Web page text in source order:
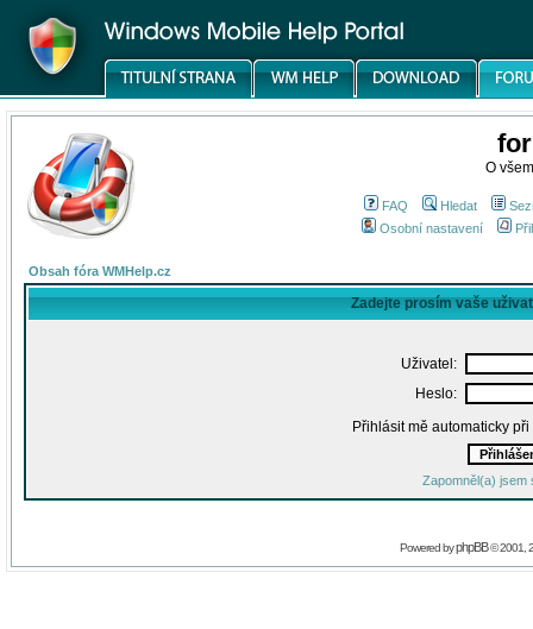
O
FAQ Hledat
Osobní nastavení
Obsah fóra WMHelp.cz
Zadejte prosím vaše
Uživatel:
Heslo:
Přihlásit mě automaticky
Zapomněl(a) jsem
Powered byphpBB© 2001,